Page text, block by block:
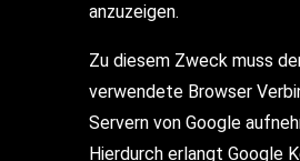
anzuzeigen.
Zu diesem Zweck muss
verwendete Browser
Servern von Google
Hierdurch erlangt Google